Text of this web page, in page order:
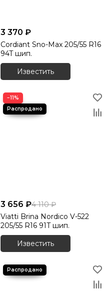
3 370 ₽
Cordiant Sno-Max 205/55 R16
94T шип.
Известить
−11%
3 656 ₽4 110 ₽
Viatti Brina Nordico V-522
205/55 R16 91T шип.
Известить